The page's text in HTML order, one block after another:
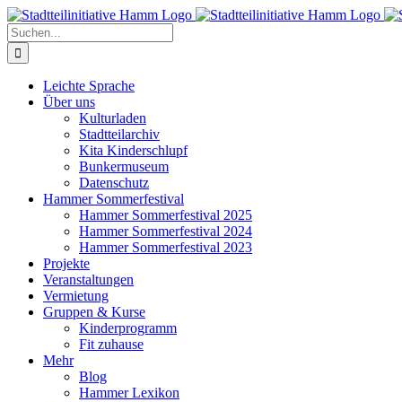
Zum
Inhalt
springen
Suche
nach:
Leichte Sprache
Über uns
Kulturladen
Stadtteilarchiv
Kita Kinderschlupf
Bunkermuseum
Datenschutz
Hammer Sommerfestival
Hammer Sommerfestival 2025
Hammer Sommerfestival 2024
Hammer Sommerfestival 2023
Projekte
Veranstaltungen
Vermietung
Gruppen & Kurse
Kinderprogramm
Fit zuhause
Mehr
Blog
Hammer Lexikon